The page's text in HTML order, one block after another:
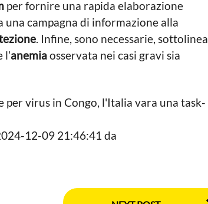
per fornire una rapida elaborazione
una campagna di informazione alla
. Infine, sono necessarie, sottolinea
anemiaosservata nei casi gravi sia
per virus in Congo, l'Italia vara una task-
12-09 21:46:41 da